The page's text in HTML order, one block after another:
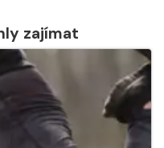
zajímat